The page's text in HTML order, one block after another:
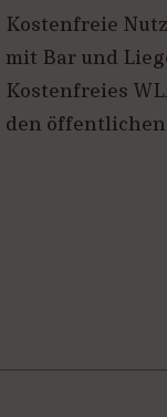
Kostenfreie
mit Bar und
Kostenfreies
den